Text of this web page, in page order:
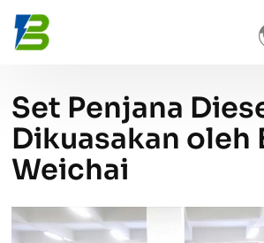
Set Penjana
Dikuasakan oleh
Weichai